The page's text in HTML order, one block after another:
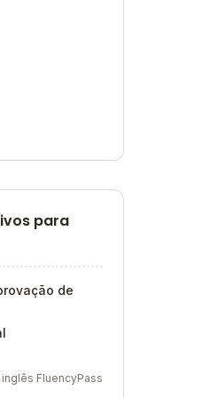
para
de
FluencyPass